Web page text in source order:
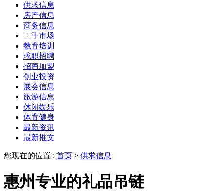
供求信息
房产信息
商务信息
二手市场
教育培训
求职招聘
招商加盟
创业投资
展会信息
旅游信息
休闲娱乐
体育健身
最新资讯
最新推文
您现在的位置 : 首页 > 供求信息
惠州专业的礼品吊链